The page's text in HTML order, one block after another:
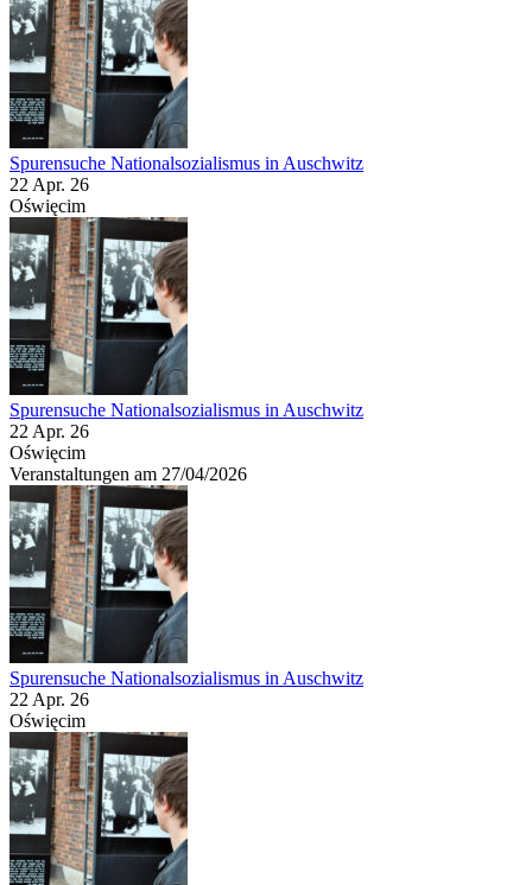
Spurensuche Nationalsozialismus in Auschwitz
22 Apr. 26
Oświęcim
Spurensuche Nationalsozialismus in Auschwitz
22 Apr. 26
Oświęcim
Veranstaltungen am 27/04/2026
Spurensuche Nationalsozialismus in Auschwitz
22 Apr. 26
Oświęcim